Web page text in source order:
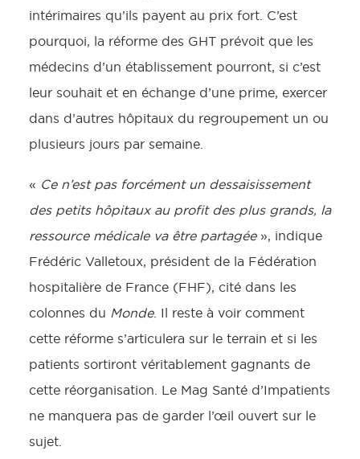
intérimaires qu’ils payent au prix fort. C’est
pourquoi, la réforme des GHT prévoit que les
médecins d’un établissement pourront, si c’est
leur souhait et en échange d’une prime, exercer
dans d’autres hôpitaux du regroupement un ou
plusieurs jours par semaine.
« Ce n’est pas forcément un dessaisissement
des petits hôpitaux au profit des plus grands, la
ressource médicale va être partagée», indique
Frédéric Valletoux, président de la Fédération
hospitalière de France (FHF), cité dans les
colonnes du Monde. Il reste à voir comment
cette réforme s’articulera sur le terrain et si les
patients sortiront véritablement gagnants de
cette réorganisation. Le Mag Santé d’Impatients
ne manquera pas de garder l’œil ouvert sur le
sujet.